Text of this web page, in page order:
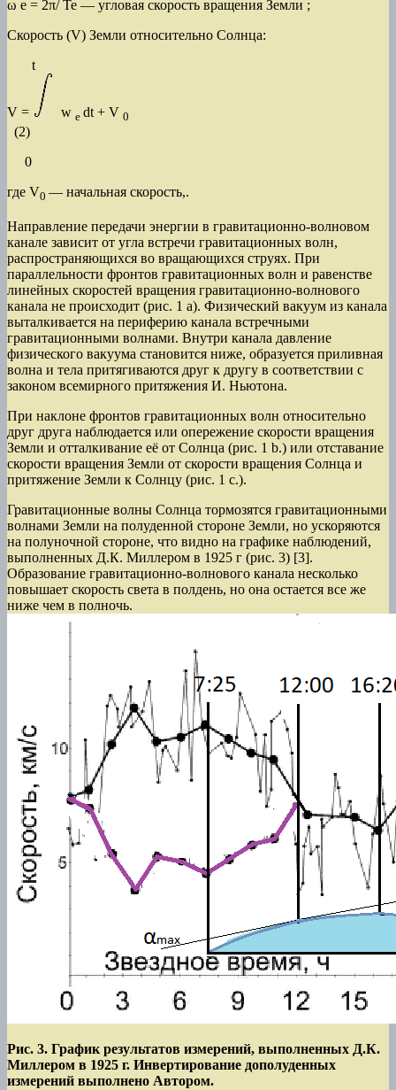
ω e = 2π/ Te — угловая скорость вращения Земли ;
Скорость (V) Земли относительно Солнца:
t
V = w e dt + V 0
(2)
0
где V0 — начальная скорость,.
Направление передачи энергии в гравитационно-волновом
канале зависит от угла встречи гравитационных волн,
распространяющихся во вращающихся струях. При
параллельности фронтов гравитационных волн и равенстве
линейных скоростей вращения гравитационно-волнового
канала не происходит (рис. 1 а). Физический вакуум из канала
выталкивается на периферию канала встречными
гравитационными волнами. Внутри канала давление
физического вакуума становится ниже, образуется приливная
волна и тела притягиваются друг к другу в соответствии с
законом всемирного притяжения И. Ньютона.
При наклоне фронтов гравитационных волн относительно
друг друга наблюдается или опережение скорости вращения
Земли и отталкивание её от Солнца (рис. 1 b.) или отставание
скорости вращения Земли от скорости вращения Солнца и
притяжение Земли к Солнцу (рис. 1 с.).
Гравитационные волны Солнца тормозятся гравитационными
волнами Земли на полуденной стороне Земли, но ускоряются
на полуночной стороне, что видно на графике наблюдений,
выполненных Д.К. Миллером в 1925 г (рис. 3) [3].
Образование гравитационно-волнового канала несколько
повышает скорость света в полдень, но она остается все же
ниже чем в полночь.
Рис. 3. График результатов измерений, выполненных Д.К.
Миллером в 1925 г. Инвертирование дополуденных
измерений выполнено Автором.